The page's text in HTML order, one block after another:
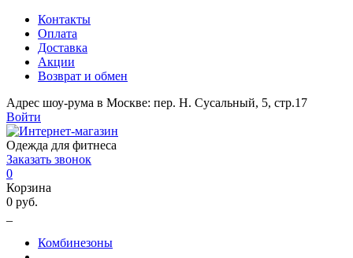
Контакты
Оплата
Доставка
Акции
Возврат и обмен
Адрес шоу-рума в Москве: пер. Н. Сусальный, 5, стр.17
Войти
Одежда для фитнеса
Заказать звонок
0
Корзина
0 руб.
Комбинезоны